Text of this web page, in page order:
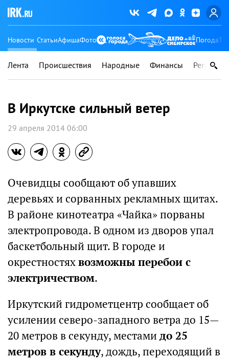
Новости СтатьиАфишаФото Погода
Лента Происшествия Народные Финансы Регионы
В Иркутске сильный ветер
29 апреля 2014 06:00
Очевидцы сообщают об упавших
деревьях и сорванных рекламных щитах.
В районе кинотеатра «Чайка» порваны
электропровода. В одном из дворов упал
баскетбольный щит. В городе и
окрестностяхвозможны перебои с
электричеством.
Иркутский гидрометцентр сообщает об
усилении северо-западного ветра до 15—
20 метров в секунду, местами до 25
метров в секунду, дождь, переходящий в